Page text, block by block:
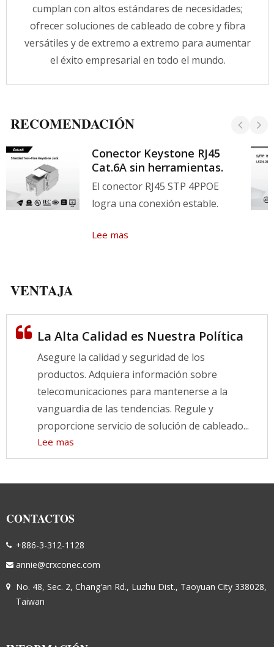
de proporcionarle sugerencias de productos.
¡Contáctenos para obtener propuestas de
cableado a medida ahora!
cumplan con altos estándares de necesidades;
ofrecer soluciones de cableado de cobre y fibra
versátiles y de extremo a extremo para aumentar
el éxito empresarial en todo el mundo.
RECOMENDACIÓN
Conector Keystone RJ45
Cat.6A sin herramientas.
El conector RJ45 STP 4PPOE
logra una conexión estable.
Lee mas
VENTAJA
La Alta Calidad es Nuestra Política
Asegure la calidad y seguridad de los
productos. Adquiera información sobre
telecomunicaciones para mantenerse a la
vanguardia de las tendencias. Regule y
proporcione servicio de solución de cableado...
Lee mas
CONTACTOS
+886-3-312-1128
annie@crxconec.com
No. 48, Sec. 2, Chang'an Rd., Luzhu Dist., Taoyuan City 338028,
Taiwan